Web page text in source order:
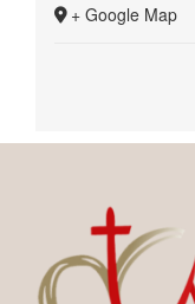
+ Google Map